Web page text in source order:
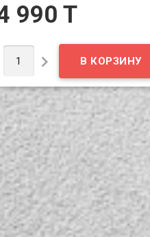
990 T
